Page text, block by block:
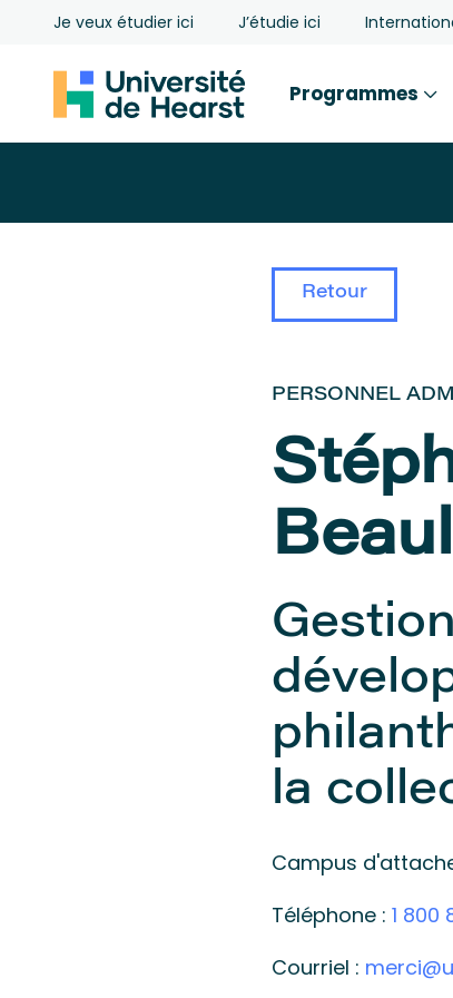
Je veux étudier ici J’étudie ici
Programmes
Retour
PERSONNEL
la
Campus
Téléphone : 1 800
Courriel :